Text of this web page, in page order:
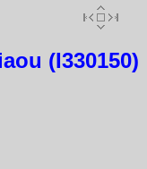
(I330150)